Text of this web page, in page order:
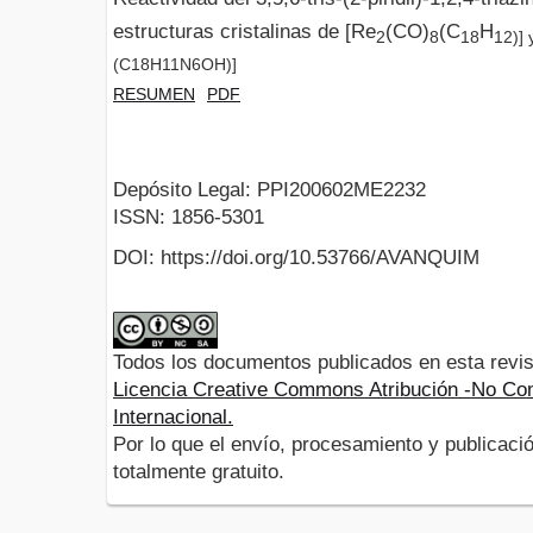
estructuras cristalinas de [Re2(CO)8(C18 H12)]
(C18H11N6OH)]
RESUMEN PDF
Depósito Legal: PPI200602ME2232
ISSN: 1856-5301
DOI: https://doi.org/10.53766/AVANQUIM
Todos los documentos publicados en esta
Licencia Creative Commons Atribución -No
Internacional.
Por lo que el envío, procesamiento y
totalmente gratuito.